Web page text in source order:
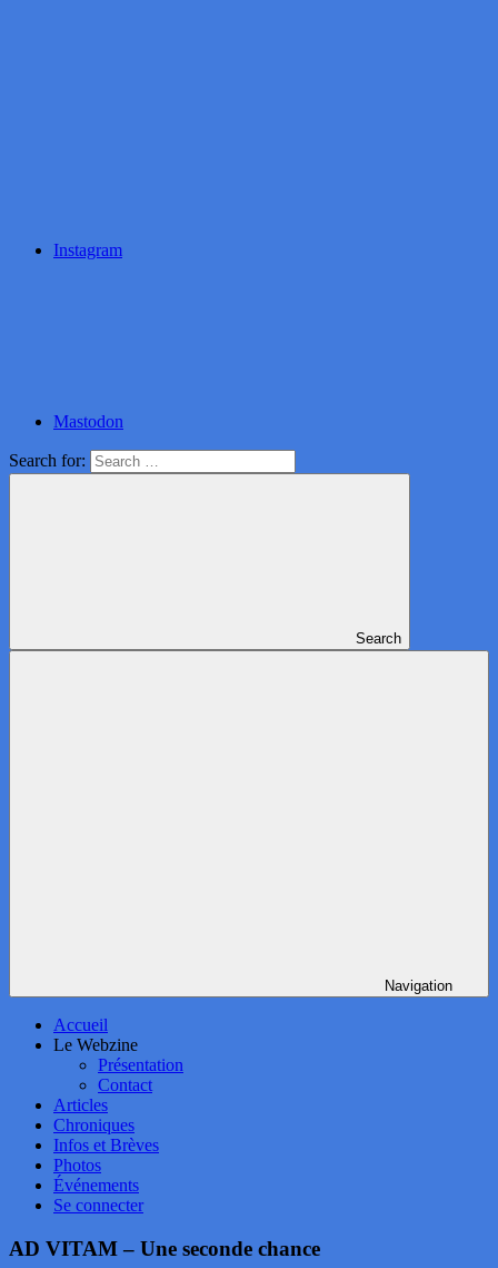
Instagram
Mastodon
Search for:
Search
Navigation
Accueil
Le Webzine
Présentation
Contact
Articles
Chroniques
Infos et Brèves
Photos
Événements
Se connecter
AD VITAM – Une seconde chance